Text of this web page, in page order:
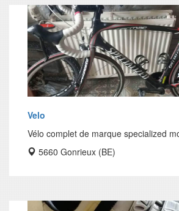
Velo
Vélo complet de marque specialized
5660 Gonrieux (BE)